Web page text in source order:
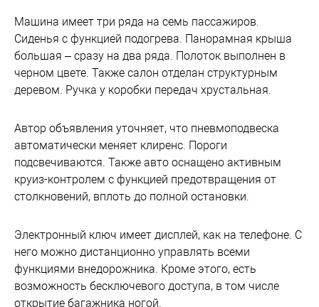
Машина имеет три ряда на семь пассажиров.
Сиденья с функцией подогрева. Панорамная крыша
большая – сразу на два ряда. Полоток выполнен в
черном цвете. Также салон отделан структурным
деревом. Ручка у коробки передач хрустальная.
Автор объявления уточняет, что пневмоподвеска
автоматически меняет клиренс. Пороги
подсвечиваются. Также авто оснащено активным
круиз-контролем с функцией предотвращения от
столкновений, вплоть до полной остановки.
Электронный ключ имеет дисплей, как на телефоне. С
него можно дистанционно управлять всеми
функциями внедорожника. Кроме этого, есть
возможность бесключевого доступа, в том числе
открытие багажника ногой.